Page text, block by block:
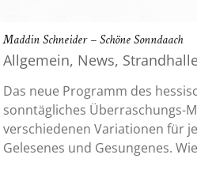
Maddin Schneider – Schöne Sonndaach
Allgemein, News,
Das neue Programm des
sonntägliches Überraschungs-
verschiedenen Variationen für
Gelesenes und Gesungenes.
wodurch Standups, Texte aus